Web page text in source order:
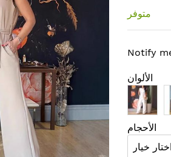
متوفر
Notify
الألوان
الأحجام